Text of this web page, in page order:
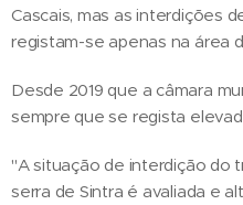
Cascais, mas as interdições
registam-se apenas na área
Desde 2019 que a câmara
sempre que se regista
"A situação de interdição do
serra de Sintra é avaliada e